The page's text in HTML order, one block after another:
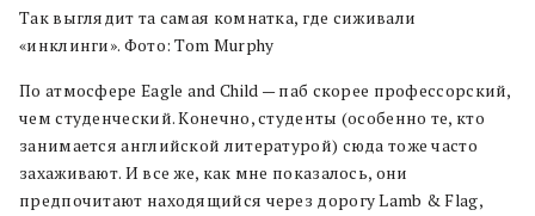
Так выглядит та самая комнатка, где сиживали
«инклинги». Фото: Tom Murphy
По атмосфере Eagle and Child — паб скорее профессорский,
чем студенческий. Конечно, студенты (особенно те, кто
занимается английской литературой) сюда тоже часто
захаживают. И все же, как мне показалось, они
предпочитают находящийся через дорогу Lamb & Flag,